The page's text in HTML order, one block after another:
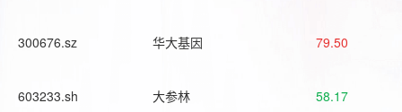
300676.sz 华大基因 79.50
603233.sh 大参林 58.17